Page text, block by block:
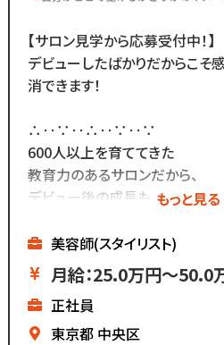
【サロン見学から応募受付中！】
デビューしたばかりだからこそ
消できます！
∴‥∵‥∴‥∵‥∵
600人以上を育ててきた
教育力のあるサロンだから、
デビュー後の成長も
株式会社コーゾー美容室
━━━━━━━━━━━
創業50年を迎え、
現在都内に4店舗のサロンを
もっと見る
美容師(スタイリスト)
月給：25.0万円～50.0
正社員
東京都 中央区